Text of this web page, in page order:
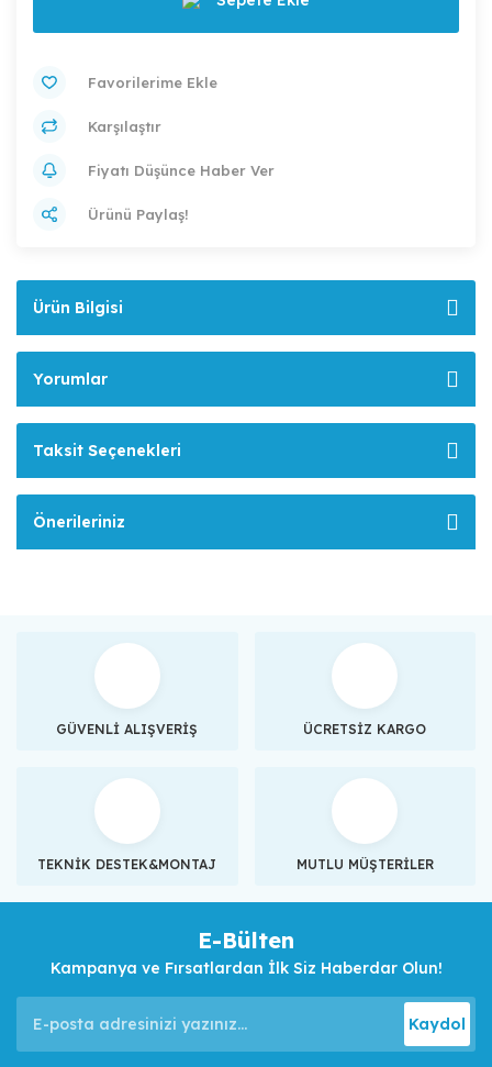
Karşılaştır
Fiyatı Düşünce Haber Ver
Ürünü Paylaş!
Ürün Bilgisi
Yorumlar
Taksit Seçenekleri
Önerileriniz
GÜVENLİ ALIŞVERİŞ ÜCRETSİZ KARGO
TEKNİK DESTEK&MONTAJ MUTLU MÜŞTERİLER
E-Bülten
Kampanya ve Fırsatlardan İlk Siz Haberdar Olun!
Kaydol